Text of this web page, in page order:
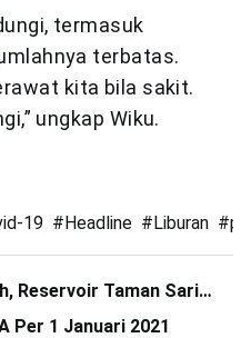
termasuk
terbatas.
kita bila sakit.
ungkap Wiku.
19 #Headline #Liburan #
Reservoir Taman Sari
Per 1 Januari 2021